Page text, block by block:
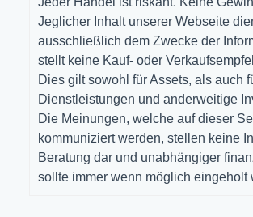
Jeglicher Inhalt unserer Webseite
ausschließlich dem Zwecke der
stellt keine Kauf- oder
Dies gilt sowohl für Assets, als auch
Dienstleistungen und anderweitige
Die Meinungen, welche auf dieser
kommuniziert werden, stellen keine
Beratung dar und unabhängiger
sollte immer wenn möglich eingeholt